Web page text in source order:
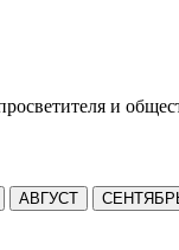
и
АВГУСТ